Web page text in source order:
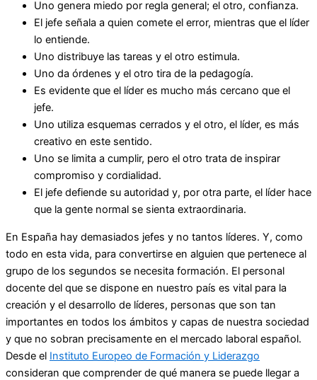
Uno genera miedo por regla general; el otro, confianza.
El jefe señala a quien comete el error, mientras que el líder
lo entiende.
Uno distribuye las tareas y el otro estimula.
Uno da órdenes y el otro tira de la pedagogía.
Es evidente que el líder es mucho más cercano que el
jefe.
Uno utiliza esquemas cerrados y el otro, el líder, es más
creativo en este sentido.
Uno se limita a cumplir, pero el otro trata de inspirar
compromiso y cordialidad.
El jefe defiende su autoridad y, por otra parte, el líder hace
que la gente normal se sienta extraordinaria.
En España hay demasiados jefes y no tantos líderes. Y, como
todo en esta vida, para convertirse en alguien que pertenece al
grupo de los segundos se necesita formación. El personal
docente del que se dispone en nuestro país es vital para la
creación y el desarrollo de líderes, personas que son tan
importantes en todos los ámbitos y capas de nuestra sociedad
y que no sobran precisamente en el mercado laboral español.
Desde el Instituto Europeo de Formación y Liderazgo
consideran que comprender de qué manera se puede llegar a